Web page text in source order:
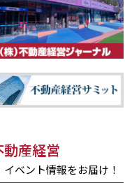
産経営
イベント情報をお届け！